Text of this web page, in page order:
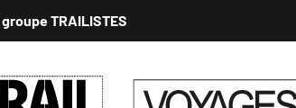
TRAILISTES